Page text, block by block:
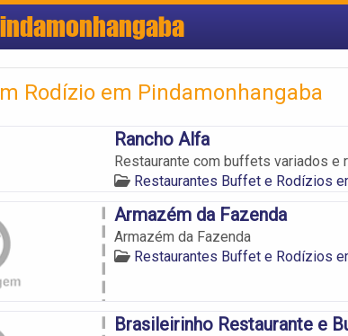
Rodízio em Pindamonhangaba
Rancho Alfa
Restaurante com buffets variados e
Restaurantes Buffet e Rodízios
Armazém da Fazenda
Armazém da Fazenda
Restaurantes Buffet e Rodízios
Brasileirinho Restaurante e